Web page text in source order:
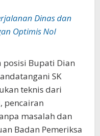
Dinas dan
Optimis Nol
posisi Bupati Dian
SK
teknis dari
pencairan
masalah dan
Badan Pemeriksa